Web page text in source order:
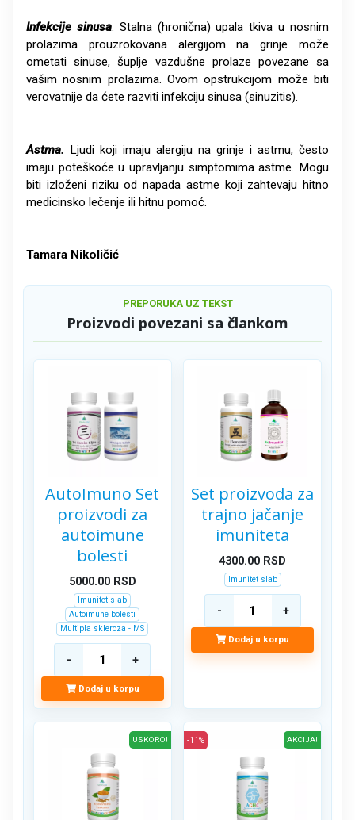
Infekcije sinusa. Stalna (hronična) upala tkiva u nosnim
prolazima prouzrokovana alergijom na grinje može
ometati sinuse, šuplje vazdušne prolaze povezane sa
vašim nosnim prolazima. Ovom opstrukcijom može biti
verovatnije da ćete razviti infekciju sinusa (sinuzitis).
Astma. Ljudi koji imaju alergiju na grinje i astmu, često
imaju poteškoće u upravljanju simptomima astme. Mogu
biti izloženi riziku od napada astme koji zahtevaju hitno
medicinsko lečenje ili hitnu pomoć.
Tamara Nikoličić
PREPORUKA UZ TEKST
Proizvodi povezani sa člankom
AutoImuno Set
proizvodi za
autoimune
bolesti
5000.00RSD
Imunitet slab
Autoimune bolesti
Multipla skleroza - MS
Dodaj u korpu
Set proizvoda za
trajno jačanje
imuniteta
4300.00 RSD
Imunitet slab
Dodaj u korpu
USKORO! -11% AKCIJA!